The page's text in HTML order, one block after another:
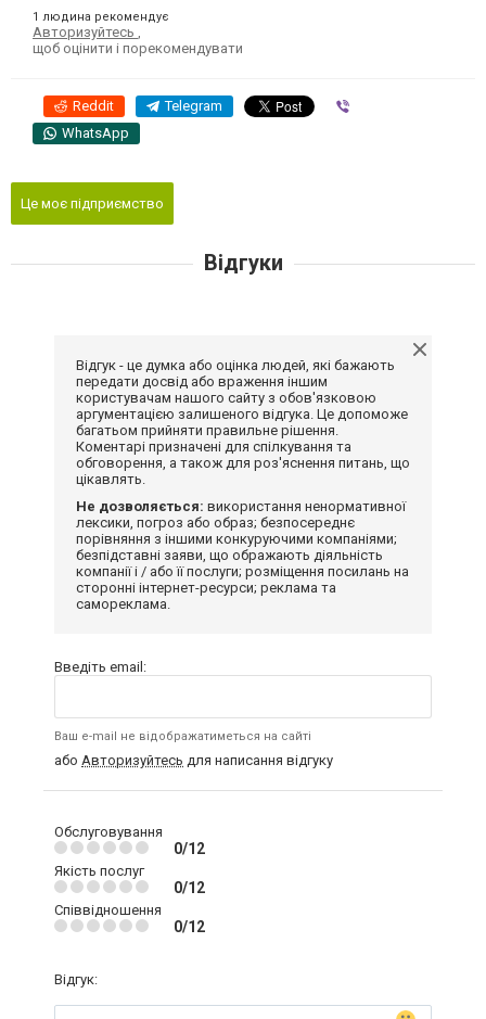
1 людина рекомендує
Авторизуйтесь
щоб оцінити і порекомендувати
Reddit Telegram
WhatsApp
Це моє підприємство
Відгуки
Відгук - це думка або оцінка людей, які бажають
передати досвід або враження іншим
користувачам нашого сайту з обов'язковою
аргументацією залишеного відгука. Це допоможе
багатьом прийняти правильне рішення.
Коментарі призначені для спілкування та
обговорення, а також для роз'яснення питань, що
цікавлять.
Не дозволяється: використання ненормативної
лексики, погроз або образ; безпосереднє
порівняння з іншими конкуруючими компаніями;
безпідставні заяви, що ображають діяльність
компанії і / або її послуги; розміщення посилань на
сторонні інтернет-ресурси; реклама та
самореклама.
Введіть email:
Ваш e-mail не відображатиметься на сайті
або Авторизуйтесь для написання відгуку
Обслуговування
0/12
Якість послуг
0/12
Співвідношення
0/12
Відгук: